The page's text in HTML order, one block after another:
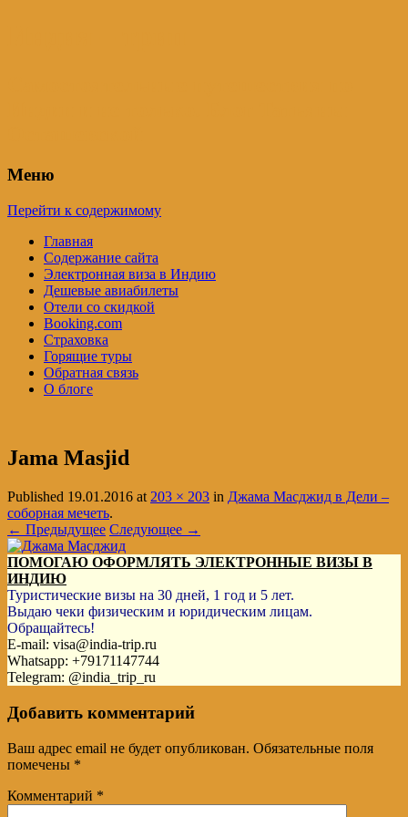
Меню
Перейти к содержимому
Главная
Содержание сайта
Электронная виза в Индию
Дешевые авиабилеты
Отели со скидкой
Booking.com
Страховка
Горящие туры
Обратная связь
О блоге
Jama Masjid
Published 19.01.2016 at 203 × 203 in Джама Масджид в Дели –
соборная мечеть.
← Предыдущее Следующее →
ПОМОГАЮ ОФОРМЛЯТЬ ЭЛЕКТРОННЫЕ ВИЗЫ В
ИНДИЮ
Туристические визы на 30 дней, 1 год и 5 лет.
Выдаю чеки физическим и юридическим лицам.
Обращайтесь!
E-mail: visa@india-trip.ru
Whatsapp: +79171147744
Telegram: @india_trip_ru
Добавить комментарий
Ваш адрес email не будет опубликован. Обязательные поля
помечены *
Комментарий *